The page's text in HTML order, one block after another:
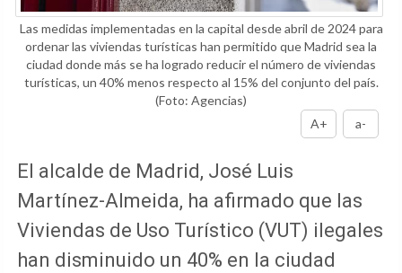
Las medidas implementadas en la capital desde abril de 2024 para
ordenar las viviendas turísticas han permitido que Madrid sea la
ciudad donde más se ha logrado reducir el número de viviendas
turísticas, un 40% menos respecto al 15% del conjunto del país.
(Foto: Agencias)
A+
a-
El alcalde de Madrid, José Luis
Martínez-Almeida, ha afirmado que las
Viviendas de Uso Turístico (VUT) ilegales
han disminuido un 40% en la ciudad